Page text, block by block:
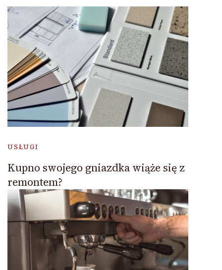
USŁUGI
Kupno swojego gniazdka wiąże się z
remontem?